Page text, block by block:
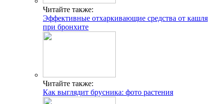
Читайте также:
Эффективные отхаркивающие средства от кашля
при бронхите
Читайте также:
Как выглядит брусника: фото растения